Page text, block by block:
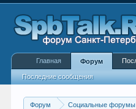
Форум Социальные форумы
Главная Форум
Последние сообщения